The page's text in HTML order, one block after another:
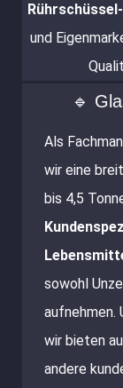
und
🔹
Als
wir eine
bis 4,5
sowohl
aufnehmen.
wir bieten
andere